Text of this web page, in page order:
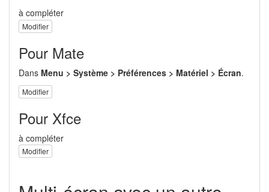
à compléter
Modifier
Pour Mate
Dans Menu > Système > Préférences > Matériel > Écran.
Modifier
Pour Xfce
à compléter
Modifier